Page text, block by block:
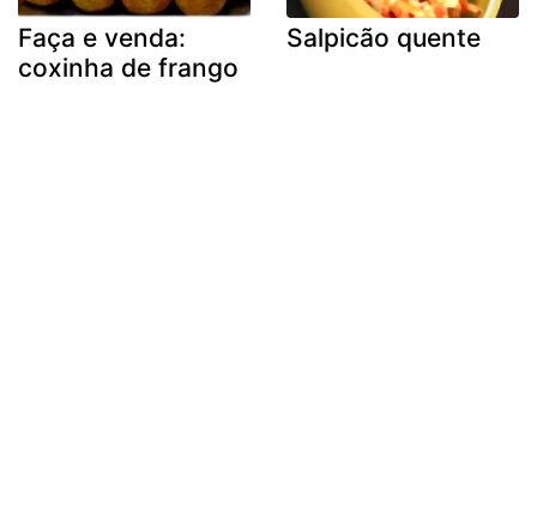
Faça e venda:
coxinha de frango
Salpicão quente